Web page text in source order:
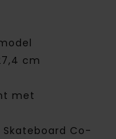
cm
met
Skateboard Co-